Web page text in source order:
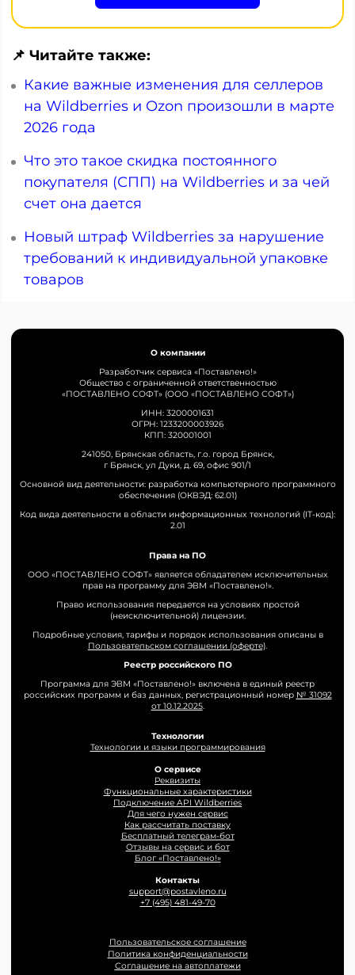
📌 Читайте также:
Какие важные изменения для селлеров
на Wildberries и Ozon произошли в марте
2026 года
Что это такое скидка постоянного
покупателя (СПП) на Wildberries и за чей
счет она дается
Новый штраф Wildberries за нарушение
требований к индивидуальной упаковке
товаров
О компании
Разработчик сервиса «Поставлено!»
Общество с ограниченной ответственностью
«ПОСТАВЛЕНО СОФТ» (ООО «ПОСТАВЛЕНО СОФТ»)
ИНН: 3200001631
ОГРН: 1233200003926
КПП: 320001001
241050, Брянская область, г.о. город Брянск,
г Брянск, ул Дуки, д. 69, офис 901/1
Основной вид деятельности: разработка компьютерного программного
обеспечения (ОКВЭД: 62.01)
Код вида деятельности в области информационных технологий (IT-код):
2.01
Права на ПО
ООО «ПОСТАВЛЕНО СОФТ» является обладателем исключительных
прав на программу для ЭВМ «Поставлено!».
Право использования передается на условиях простой
(неисключительной) лицензии.
Подробные условия, тарифы и порядок использования описаны в
Пользовательском соглашении (оферте).
Реестр российского ПО
Программа для ЭВМ «Поставлено!» включена в единый реестр
российских программ и баз данных, регистрационный номер № 31092
от 10.12.2025.
Технологии
Технологии и языки программирования
О сервисе
Реквизиты
Функциональные характеристики
Подключение API Wildberries
Для чего нужен сервис
Как рассчитать поставку
Бесплатный телеграм-бот
Отзывы на сервис и бот
Блог «Поставлено!»
Контакты
support@postavleno.ru
+7 (495) 481-49-70
Пользовательское соглашение
Политика конфиденциальности
Соглашение на автоплатежи